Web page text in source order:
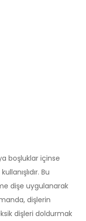
boşluklar içinse
Bu
dişe uygulanarak
dişlerin
dişleri doldurmak